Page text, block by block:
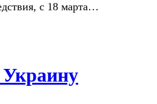
с 18 марта…